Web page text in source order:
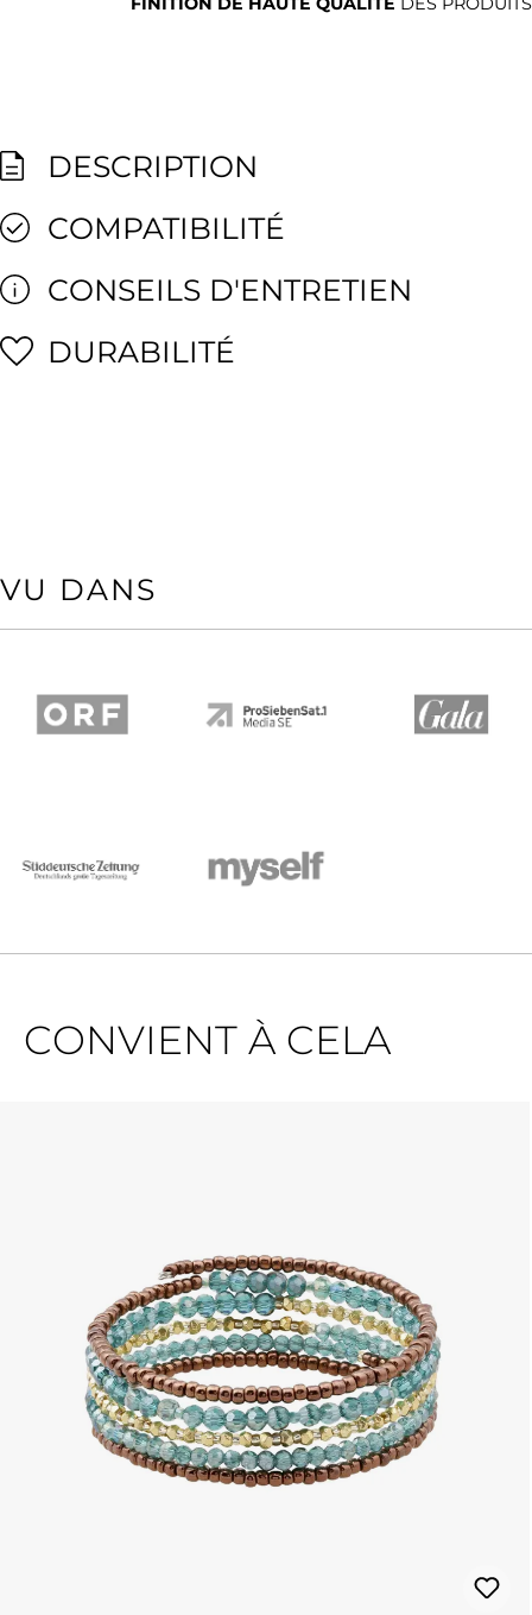
DESCRIPTION
COMPATIBILITÉ
CONSEILS D'ENTRETIEN
DURABILITÉ
VU DANS
CONVIENT À CELA